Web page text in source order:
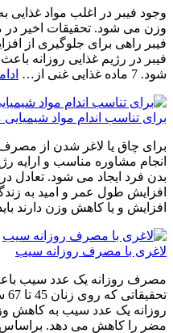
وجود فیبر در اغلب مواد
وزن می شود. تحقیقات اخیر
شود. 7 ماده غذایی غنی از…
برای تناسب اندام مواد
برای چاق یا لاغر شدن از مصرف
انجام مشاوره مناسب و ارایه
بدن فرد ایجاد می شود. تعادل
افزایش طول عمر و امید به
افزایش و یا کاهش وزن دارند
لاغری با مصرف روزانه سیب
مصرف روزانه یک عدد سیب
روزانه یک عدد سیب به کاهش
مضر را کاهش می دهد. براساس